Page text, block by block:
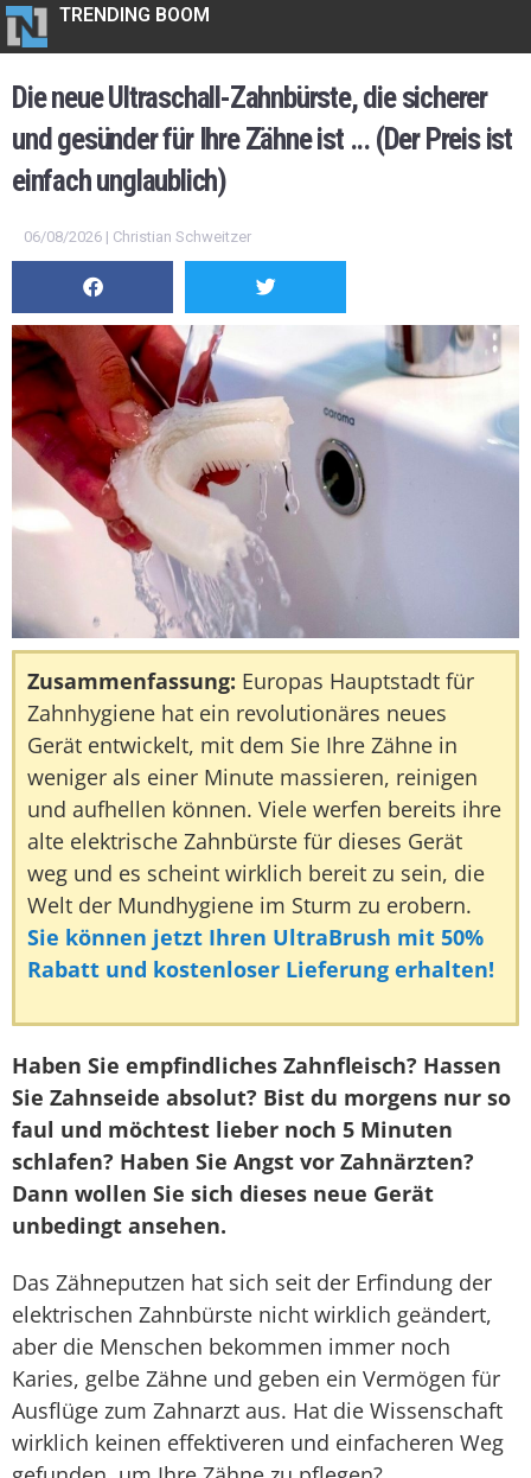
TRENDING BOOM
Die neue Ultraschall-Zahnbürste, die sicherer
und gesünder für Ihre Zähne ist ... (Der Preis ist
einfach unglaublich)
06/08/2026 | Christian Schweitzer
Zusammenfassung: Europas Hauptstadt für
Zahnhygiene hat ein revolutionäres neues
Gerät entwickelt, mit dem Sie Ihre Zähne in
weniger als einer Minute massieren, reinigen
und aufhellen können. Viele werfen bereits ihre
alte elektrische Zahnbürste für dieses Gerät
weg und es scheint wirklich bereit zu sein, die
Welt der Mundhygiene im Sturm zu erobern.
Sie können jetzt Ihren UltraBrush mit 50%
Rabatt und kostenloser Lieferung erhalten!
Haben Sie empfindliches Zahnfleisch? Hassen
Sie Zahnseide absolut? Bist du morgens nur so
faul und möchtest lieber noch 5 Minuten
schlafen? Haben Sie Angst vor Zahnärzten?
Dann wollen Sie sich dieses neue Gerät
unbedingt ansehen.
Das Zähneputzen hat sich seit der Erfindung der
elektrischen Zahnbürste nicht wirklich geändert,
aber die Menschen bekommen immer noch
Karies, gelbe Zähne und geben ein Vermögen für
Ausflüge zum Zahnarzt aus. Hat die Wissenschaft
wirklich keinen effektiveren und einfacheren Weg